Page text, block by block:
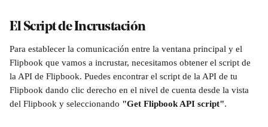
El Script de Incrustación
Para establecer la comunicación entre la ventana principal y el
Flipbook que vamos a incrustar, necesitamos obtener el script de
la API de Flipbook. Puedes encontrar el script de la API de tu
Flipbook dando clic derecho en el nivel de cuenta desde la vista
del Flipbook y seleccionando "Get Flipbook API script".